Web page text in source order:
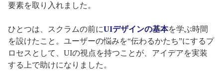
要素を取り入れました。
ひとつは、スクラムの前にUIデザインの基本を学ぶ時間
を設けたこと。ユーザーの悩みを“伝わるかたち”にするプ
ロセスとして、UIの視点を持つことが、アイデアを実装
する上で助けになりました。